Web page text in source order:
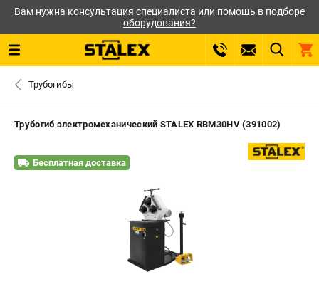
Вам нужна консультация специалиста или помощь в подборе
оборудования?
ВХОД ИЛИ РЕГИСТРАЦИЯ
+7 (812) 564-50-74 - ЗАКАЗ ИЗДЕЛИЙ
САНКТ-ПЕТЕРБУРГ
0 ₽
Трубогибы
Трубогиб электромеханический STALEX RBM30HV (391002)
Бесплатная доставка